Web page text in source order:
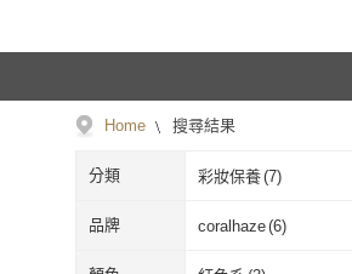
Home 搜尋結果
分類 彩妝保養(7)
品牌 coralhaze(6)